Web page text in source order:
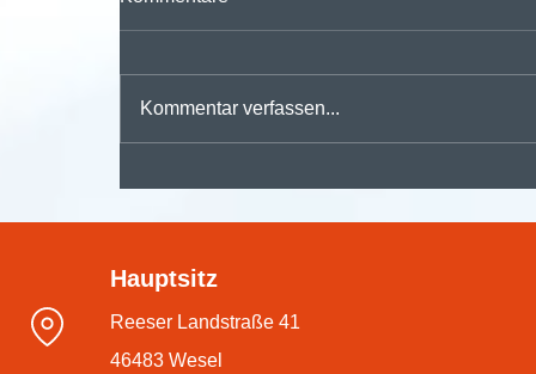
durchstarten – mit der
#dmsPRO Workflowengine
Kommentar verfassen...
Hauptsitz
Reeser Landstraße 41
46483 Wesel